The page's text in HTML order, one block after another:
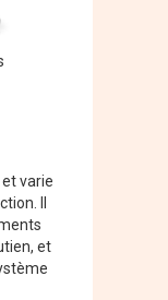
et varie
Il
et